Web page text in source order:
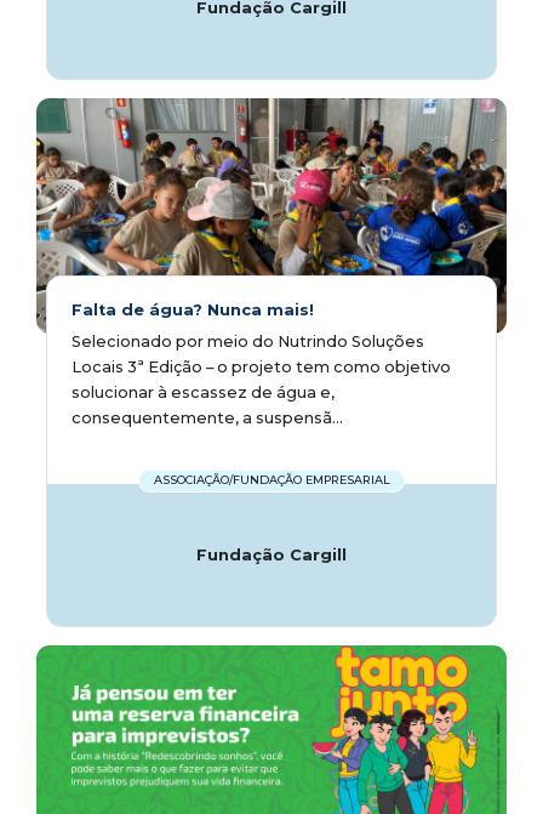
Fundação Cargill
Falta de água? Nunca mais!
Selecionado por meio do Nutrindo Soluções
Locais 3ª Edição – o projeto tem como objetivo
solucionar à escassez de água e,
consequentemente, a suspensã...
ASSOCIAÇÃO/FUNDAÇÃO EMPRESARIAL
Fundação Cargill